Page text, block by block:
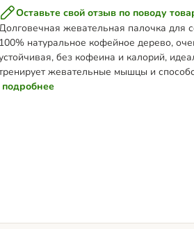
Оставьте свой отзыв по поводу
жевательная палочка для
100% натуральное кофейное дерево,
без кофеина и калорий,
жевательные мышцы и
подробнее